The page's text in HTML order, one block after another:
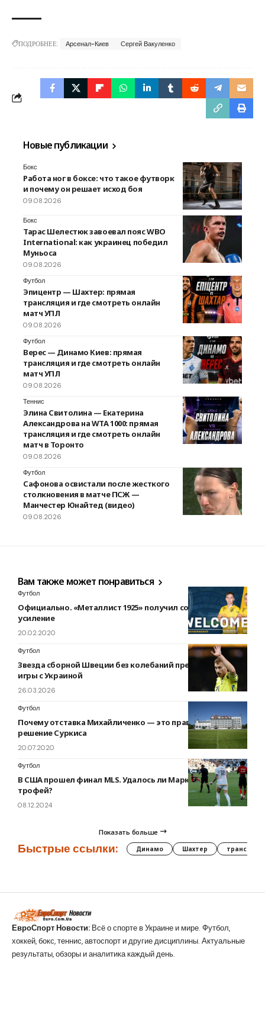
ПОДРОБНЕЕ: Арсенал-Киев Сергей Вакуленко
Новые публикации
Бокс
Работа ног в боксе: что такое футворк
и почему он решает исход боя
09.08.2026
Бокс
Тарас Шелестюк завоевал пояс WBO
International: как украинец победил
Муньоса
09.08.2026
Футбол
Эпицентр — Шахтер: прямая
трансляция и где смотреть онлайн
матч УПЛ
09.08.2026
Футбол
Верес — Динамо Киев: прямая
трансляция и где смотреть онлайн
матч УПЛ
09.08.2026
Теннис
Элина Свитолина — Екатерина
Александрова на WTA 1000: прямая
трансляция и где смотреть онлайн
матч в Торонто
09.08.2026
Футбол
Сафонова освистали после жесткого
столкновения в матче ПСЖ —
Манчестер Юнайтед (видео)
09.08.2026
Вам также может понравиться
Футбол
Официально. «Металлист 1925» получил солидное
усиление
20.02.2020
Футбол
Звезда сборной Швеции без колебаний предсказал исход
игры с Украиной
26.03.2026
Футбол
Почему отставка Михайличенко — это правильно
решение Суркиса
20.07.2020
Футбол
В США прошел финал MLS. Удалось ли Марко Ройсу взять
трофей?
08.12.2024
Показать больше
Быстрые ссылки: Динамо Шахтер трансферы
ЕвроСпорт Новости: Всё о спорте в Украине и мире. Футбол,
хоккей, бокс, теннис, автоспорт и другие дисциплины. Актуальные
результаты, обзоры и аналитика каждый день.